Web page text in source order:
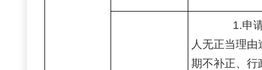
1.申
人无正当理由
期不补正、行